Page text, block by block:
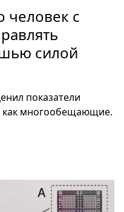
человек с
силой
показатели
как многообещающие.